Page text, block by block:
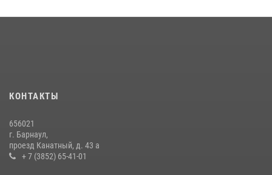
КОНТАКТЫ
656021
г. Барнаул,
проезд Канатный, д. 43 а
+ 7 (3852) 65-41-01